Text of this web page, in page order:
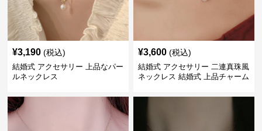
¥3,190 (税込)
結婚式 アクセサリー 上品なパー
ルネックレス
¥3,600 (税込)
結婚式 アクセサリー 二連真珠風
ネックレス 結婚式 上品チャーム